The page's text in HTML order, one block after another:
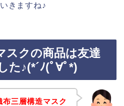
きますね♪
スクの商品は友達
た♪(*´ﾉ(ﾟ∀ﾟ*)
三層構造マスク